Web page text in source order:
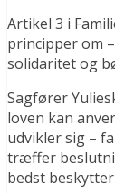
Artikel 3 i
principper om
solidaritet og
Sagfører
loven kan
udvikler sig –
træffer
bedst